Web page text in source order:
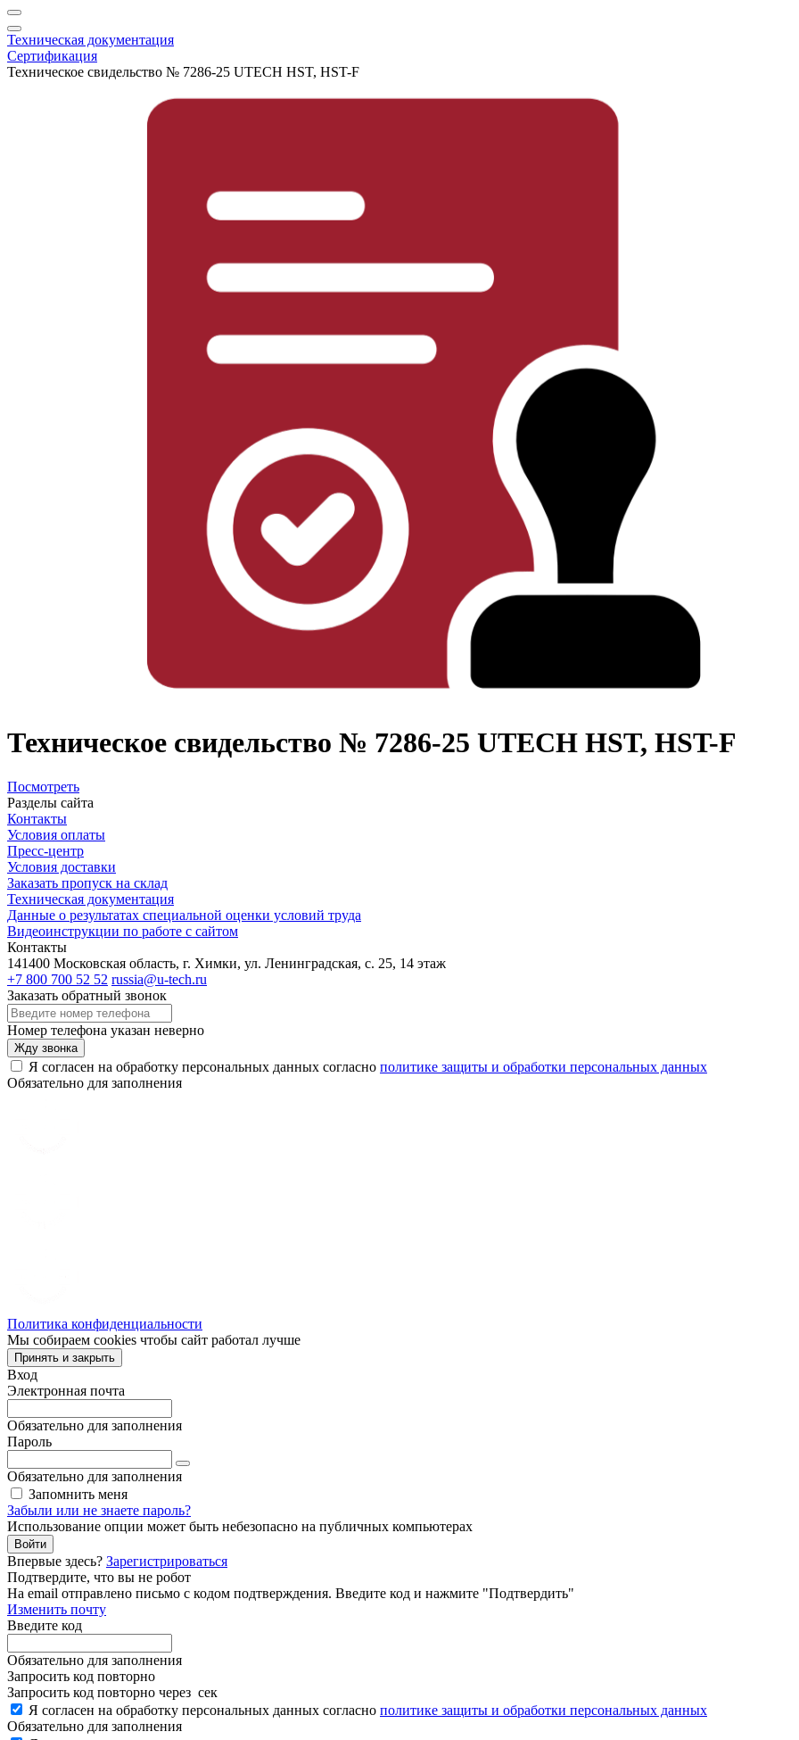
Техническая документация
Сертификация
Техническое свидельство № 7286-25 UTECH HST, HST-F
Техническое свидельство № 7286-25 UTECH HST, HST-F
Посмотреть
Разделы сайта
Контакты
Условия оплаты
Пресс-центр
Условия доставки
Заказать пропуск на склад
Техническая документация
Данные о результатах специальной оценки условий труда
Видеоинструкции по работе с сайтом
Контакты
141400 Московская область, г. Химки, ул. Ленинградская, с. 25, 14 этаж
+7 800 700 52 52 russia@u-tech.ru
Заказать обратный звонок
Номер телефона указан неверно
Жду звонка
Я согласен на обработку персональных данных согласно политике защиты и обработки персональных данных
Обязательно для заполнения
Политика конфиденциальности
Мы собираем cookies чтобы сайт работал лучше
Принять и закрыть
Вход
Электронная почта
Обязательно для заполнения
Пароль
Обязательно для заполнения
Запомнить меня
Забыли или не знаете пароль?
Использование опции может быть небезопасно на публичных компьютерах
Войти
Впервые здесь? Зарегистрироваться
Подтвердите, что вы не робот
Ha email отправлено письмо с кодом подтверждения. Введите код и нажмите "Подтвердить"
Изменить почту
Введите код
Обязательно для заполнения
Запросить код повторно
Запросить код повторно через сек
Я согласен на обработку персональных данных согласно политике защиты и обработки персональных данных
Обязательно для заполнения